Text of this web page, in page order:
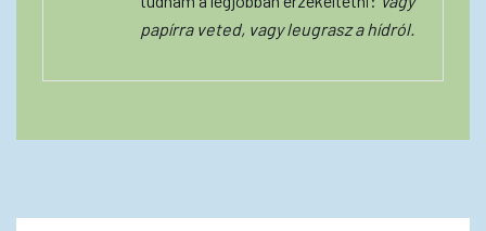
papírra veted, vagy leugrasz a hídról.